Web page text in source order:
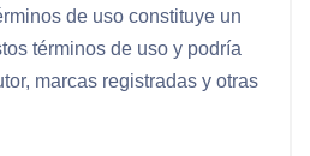
de uso constituye un
términos de uso y podría
marcas registradas y otras